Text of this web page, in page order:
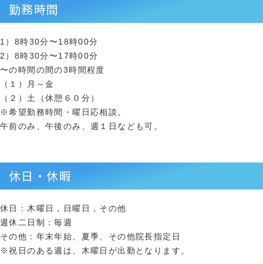
勤務時間
1）8時30分〜18時00分
2）8時30分〜17時00分
〜の時間の間の3時間程度
（１）月～金
（２）土（休憩６０分）
※希望勤務時間・曜日応相談。
午前のみ、午後のみ、週１日なども可。
休日・休暇
休日：木曜日，日曜日，その他
週休二日制：毎週
その他：年末年始、夏季、その他院長指定日
※祝日のある週は、木曜日が出勤となります。